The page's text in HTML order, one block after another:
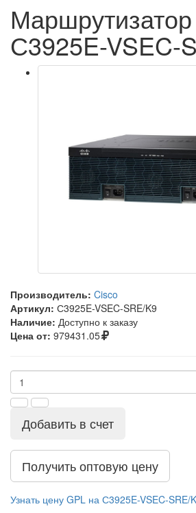
С3925E-VSEC-
Производитель: Cisco
Артикул: С3925E-VSEC-SRE/K9
Наличие: Доступно к заказу
Цена от: 979431.05
Добавить в счет
Получить оптовую цену
Узнать цену GPL на С3925E-VSEC-SRE/